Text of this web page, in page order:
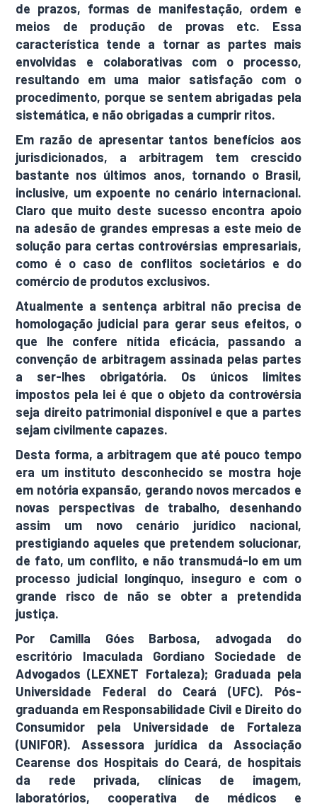
de prazos, formas de manifestação, ordem e
meios de produção de provas etc. Essa
característica tende a tornar as partes mais
envolvidas e colaborativas com o processo,
resultando em uma maior satisfação com o
procedimento, porque se sentem abrigadas pela
sistemática, e não obrigadas a cumprir ritos.
Em razão de apresentar tantos benefícios aos
jurisdicionados, a arbitragem tem crescido
bastante nos últimos anos, tornando o Brasil,
inclusive, um expoente no cenário internacional.
Claro que muito deste sucesso encontra apoio
na adesão de grandes empresas a este meio de
solução para certas controvérsias empresariais,
como é o caso de conflitos societários e do
comércio de produtos exclusivos.
Atualmente a sentença arbitral não precisa de
homologação judicial para gerar seus efeitos, o
que lhe confere nítida eficácia, passando a
convenção de arbitragem assinada pelas partes
a ser-lhes obrigatória. Os únicos limites
impostos pela lei é que o objeto da controvérsia
seja direito patrimonial disponível e que a partes
sejam civilmente capazes.
Desta forma, a arbitragem que até pouco tempo
era um instituto desconhecido se mostra hoje
em notória expansão, gerando novos mercados e
novas perspectivas de trabalho, desenhando
assim um novo cenário jurídico nacional,
prestigiando aqueles que pretendem solucionar,
de fato, um conflito, e não transmudá-lo em um
processo judicial longínquo, inseguro e com o
grande risco de não se obter a pretendida
justiça.
Por Camilla Góes Barbosa, advogada do
escritório Imaculada Gordiano Sociedade de
Advogados (LEXNET Fortaleza); Graduada pela
Universidade Federal do Ceará (UFC). Pós-
graduanda em Responsabilidade Civil e Direito do
Consumidor pela Universidade de Fortaleza
(UNIFOR). Assessora jurídica da Associação
Cearense dos Hospitais do Ceará, de hospitais
da rede privada, clínicas de imagem,
laboratórios, cooperativa de médicos e